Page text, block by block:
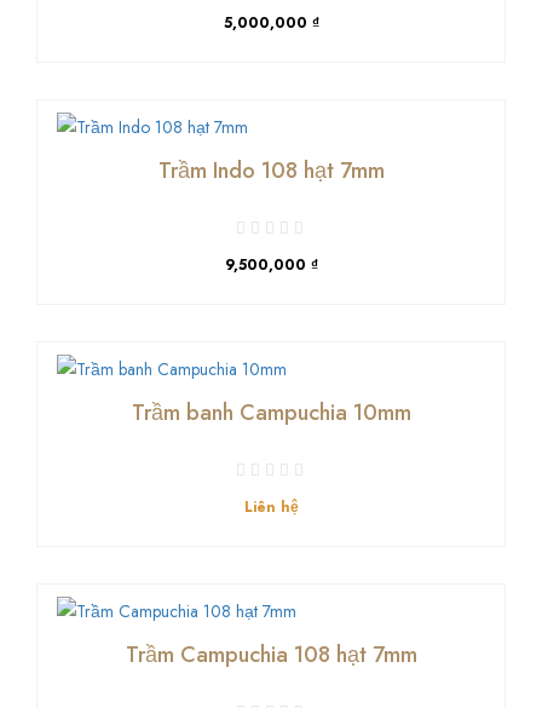
5,000,000 ₫
Trầm Indo 108 hạt 7mm
9,500,000 ₫
Trầm banh Campuchia 10mm
Liên hệ
Trầm Campuchia 108 hạt 7mm